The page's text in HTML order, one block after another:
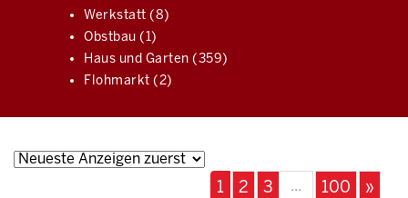
Werkstatt (8)
Obstbau (1)
Haus und Garten (359)
Flohmarkt (2)
1 2 3 ... 100 »